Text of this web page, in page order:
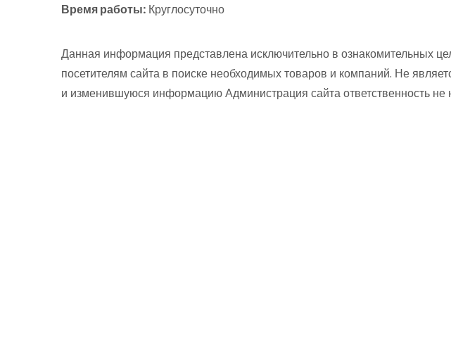
Время работы: Круглосуточно
Данная информация представлена исключительно в ознакомительных
посетителям сайта в поиске необходимых товаров и компаний. Не
и изменившуюся информацию Администрация сайта ответственность не